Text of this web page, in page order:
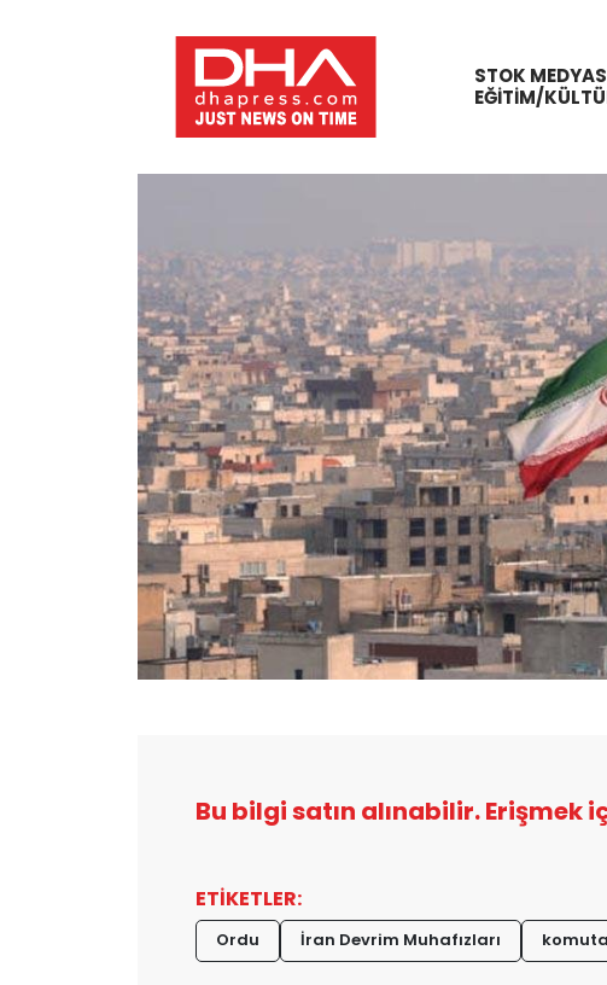
STOK MEDYA
EĞITIM/
Bu bilgi satın alınabilir. Erişmek
ETİKETLER:
Ordu İran Devrim Muhafızları